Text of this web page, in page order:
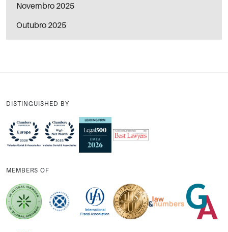
Novembro 2025
Outubro 2025
DISTINGUISHED BY
MEMBERS OF